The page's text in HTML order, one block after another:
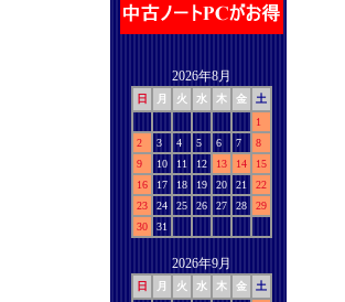
2026年8月
日 月 火 水 木 金
土
1
2
3 4 5 6 7
8
9
10 11 12 13 14
15
16
17 18 19 20 21
22
23
24 25 26 27 28
29
30
31
2026年9月
日 月 火 水 木 金
土